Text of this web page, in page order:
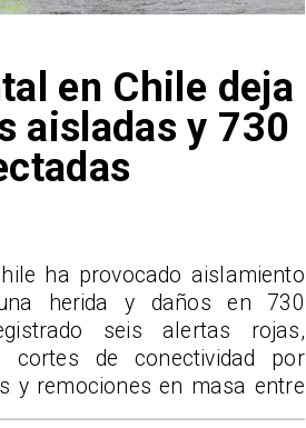
en Chile deja
aisladas y 730
ha provocado aislamiento
herida y daños en 730
seis alertas rojas,
cortes de conectividad por
y remociones en masa entre